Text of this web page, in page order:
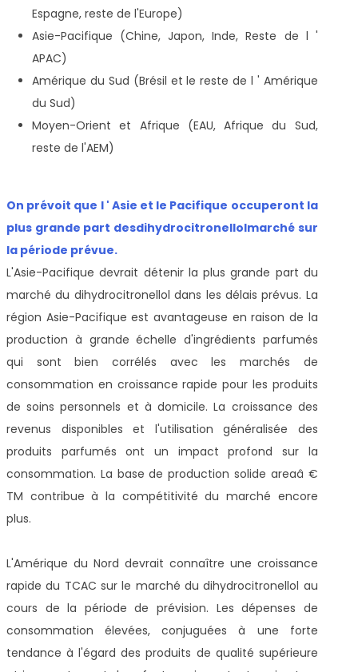
Espagne, reste de l'Europe)
Asie-Pacifique (Chine, Japon, Inde, Reste de l '
APAC)
Amérique du Sud (Brésil et le reste de l ' Amérique
du Sud)
Moyen-Orient et Afrique (EAU, Afrique du Sud,
reste de l'AEM)
On prévoit que l ' Asie et le Pacifique occuperont la
plus grande part desdihydrocitronellolmarché sur
la période prévue.
L'Asie-Pacifique devrait détenir la plus grande part du
marché du dihydrocitronellol dans les délais prévus. La
région Asie-Pacifique est avantageuse en raison de la
production à grande échelle d'ingrédients parfumés
qui sont bien corrélés avec les marchés de
consommation en croissance rapide pour les produits
de soins personnels et à domicile. La croissance des
revenus disponibles et l'utilisation généralisée des
produits parfumés ont un impact profond sur la
consommation. La base de production solide areaâ €
TM contribue à la compétitivité du marché encore
plus.
L'Amérique du Nord devrait connaître une croissance
rapide du TCAC sur le marché du dihydrocitronellol au
cours de la période de prévision. Les dépenses de
consommation élevées, conjuguées à une forte
tendance à l'égard des produits de qualité supérieure